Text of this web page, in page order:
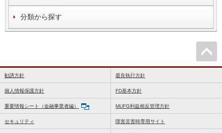
分類から探す
勧誘方針 最良執行方針
個人情報保護方針 FD基本方針
重要情報シート（金融事業者編） MUFG利益相反管理方針
セキュリティ 障害災害時専用サイト